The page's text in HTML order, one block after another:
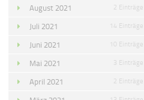
August 2021 2 Einträge
Juli 2021 14 Einträge
Juni 2021 10 Einträge
Mai 2021 3 Einträge
April 2021 2 Einträge